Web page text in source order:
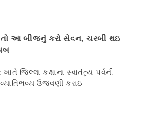
આ બીજનું કરો સેવન, ચરબી થઇ